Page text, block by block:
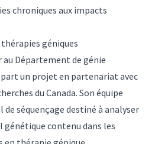
chroniques aux impacts
géniques
Département de génie
un projet en partenariat avec
du Canada. Son équipe
séquençage destiné à analyser
contenu dans les